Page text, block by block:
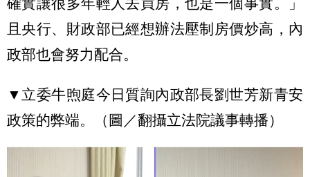
且央行、財政部已經想辦法壓制房價炒高，內
政部也會努力配合。
▼立委牛煦庭今日質詢內政部長劉世芳新青安
政策的弊端。（圖／翻攝立法院議事轉播）